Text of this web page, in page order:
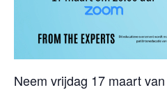
Neem vrijdag 17 maart